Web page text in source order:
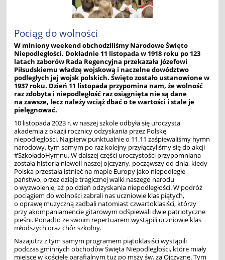
Pociąg do wolności
W miniony weekend obchodziliśmy Narodowe Święto
Niepodległości. Dokładnie 11 listopada w 1918 roku po 123
latach zaborów Rada Regencyjna przekazała Józefowi
Piłsudskiemu władzę wojskową i naczelne dowództwo
podległych jej wojsk polskich. Święto zostało ustanowione w
1937 roku. Dzień 11 listopada przypomina nam, że wolność
raz zdobyta i niepodległość raz osiągnięta nie są dane
na zawsze, lecz należy wciąż dbać o te wartości i stale je
pielęgnować.
10 listopada 2023 r. w naszej szkole odbyła się uroczysta
akademia z okazji rocznicy odzyskania przez Polskę
niepodległości. Najpierw punktualnie o 11.11 zaśpiewaliśmy hymn
narodowy, tym samym po raz kolejny przyłączyliśmy się do akcji
#SzkoładoHymnu. W dalszej części uroczystości przypomniana
została historia niewoli naszej ojczyzny, począwszy od dnia, kiedy
Polska przestała istnieć na mapie Europy jako niepodległe
państwo, przez dzieje tragicznej walki naszego narodu
o wyzwolenie, aż po dzień odzyskania niepodległości. W podróż
pociągiem do wolności zabrali nas uczniowie klas piątych,
o oprawę muzyczną zadbali natomiast czwartoklasiści, którzy
przy akompaniamencie gitarowym odśpiewali dwie patriotyczne
pieśni. Ponadto ze swoim repertuarem wystąpili uczniowie klas
młodszych oraz chór szkolny.
Nazajutrz z tym samym programem piątoklasiści wystąpili
podczas gminnych obchodów Święta Niepodległości, które miały
miejsce w kościele parafialnym tuż po mszy św. za Ojczyznę. Tym